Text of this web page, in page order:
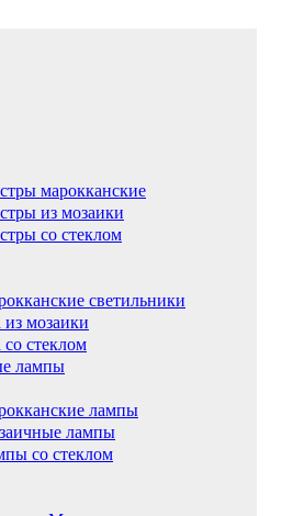
марокканские
из мозаики
со стеклом
светильники
из мозаики
со стеклом
лампы
лампы
лампы
со стеклом